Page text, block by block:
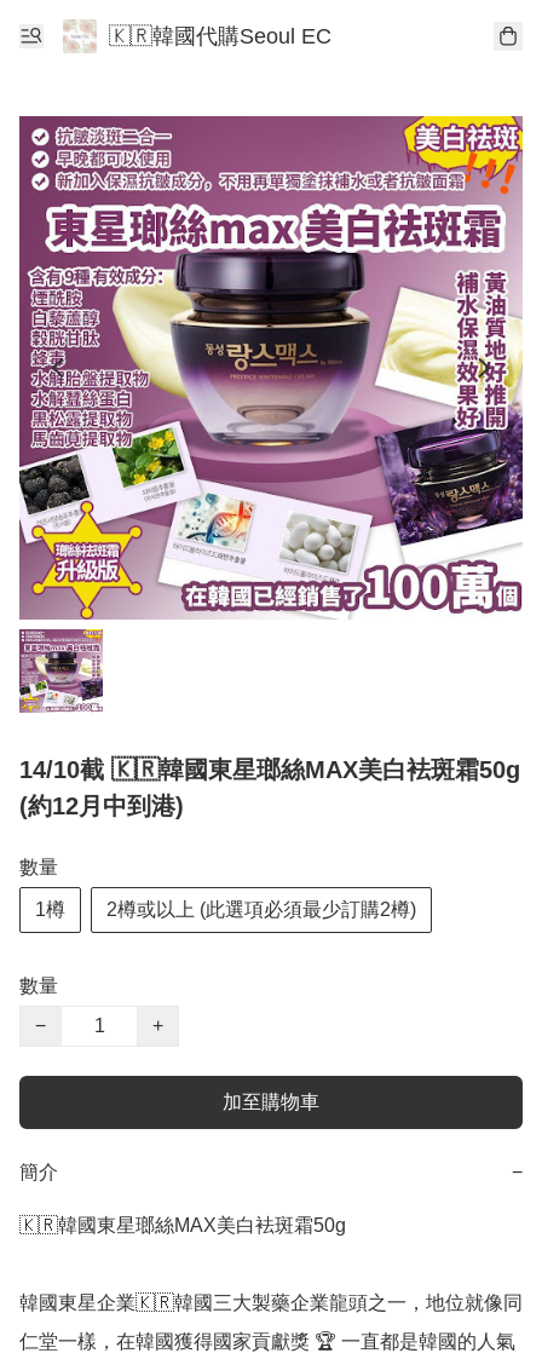
🇰🇷韓國代購Seoul EC
14/10截 🇰🇷韓國東星瑯絲MAX美白袪斑霜50g
(約12月中到港)
數量
1樽 2樽或以上 (此選項必須最少訂購2樽)
數量
−
+
加至購物車
簡介 −
🇰🇷韓國東星瑯絲MAX美白袪斑霜50g
韓國東星企業🇰🇷韓國三大製藥企業龍頭之一，地位就像同
仁堂一樣，在韓國獲得國家貢獻獎 🏆 一直都是韓國的人氣